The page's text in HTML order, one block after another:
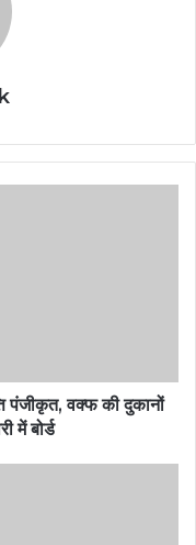
पंजीकृत, वक्फ की दुकानों
में बोर्ड